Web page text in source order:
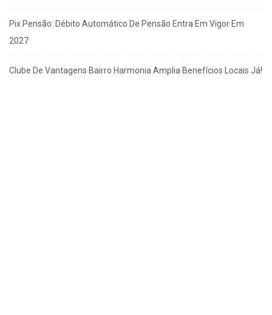
Pix Pensão: Débito Automático De Pensão Entra Em Vigor Em
2027
Clube De Vantagens Bairro Harmonia Amplia Benefícios Locais Já!